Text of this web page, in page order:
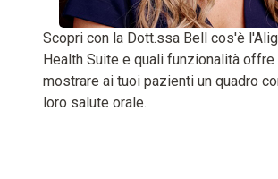
Scopri con la Dott.ssa Bell cos'è
Health Suite e quali funzionalità offre
mostrare ai tuoi pazienti un quadro
loro salute orale.